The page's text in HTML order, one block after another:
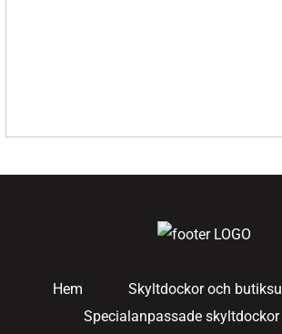
Hem
Skyltdockor och
Specialanpassade skyltdockor